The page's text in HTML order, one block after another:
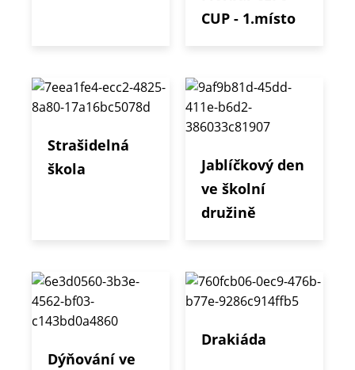
CUP - 1.místo
Strašidelná
škola
Jablíčkový den
ve školní
družině
Dýňování ve
Drakiáda